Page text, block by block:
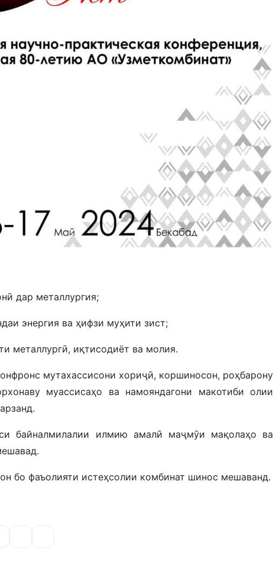
дар металлургия;
энергия ва ҳифзи муҳити зист;
металлургӣ, иқтисодиёт ва молия.
мутахассисони хориҷӣ, коршиносон, роҳбарону
муассисаҳо ва намояндагони макотиби олии
байналмилалии илмию амалӣ маҷмӯи мақолаҳо ва
бо фаъолияти истеҳсолии комбинат шинос мешаванд.